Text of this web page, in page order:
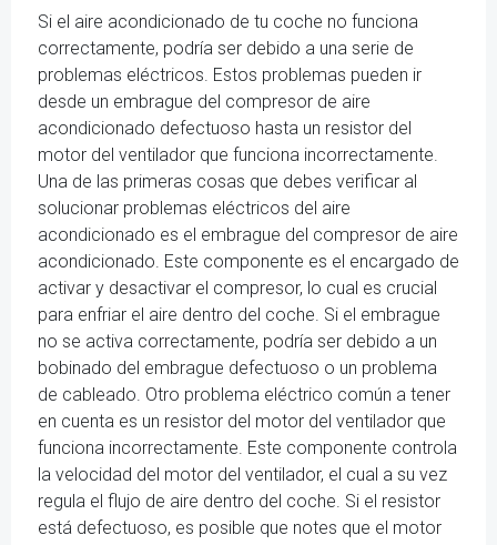
Si el aire acondicionado de tu coche no funciona
correctamente, podría ser debido a una serie de
problemas eléctricos. Estos problemas pueden ir
desde un embrague del compresor de aire
acondicionado defectuoso hasta un resistor del
motor del ventilador que funciona incorrectamente.
Una de las primeras cosas que debes verificar al
solucionar problemas eléctricos del aire
acondicionado es el embrague del compresor de aire
acondicionado. Este componente es el encargado de
activar y desactivar el compresor, lo cual es crucial
para enfriar el aire dentro del coche. Si el embrague
no se activa correctamente, podría ser debido a un
bobinado del embrague defectuoso o un problema
de cableado. Otro problema eléctrico común a tener
en cuenta es un resistor del motor del ventilador que
funciona incorrectamente. Este componente controla
la velocidad del motor del ventilador, el cual a su vez
regula el flujo de aire dentro del coche. Si el resistor
está defectuoso, es posible que notes que el motor